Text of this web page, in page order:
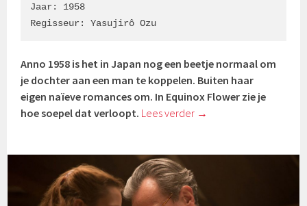
Jaar: 1958
Regisseur: Yasujirô Ozu
Anno 1958 is het in Japan nog een beetje normaal om
je dochter aan een man te koppelen. Buiten haar
eigen naïeve romances om. In Equinox Flower zie je
hoe soepel dat verloopt. Lees verder →